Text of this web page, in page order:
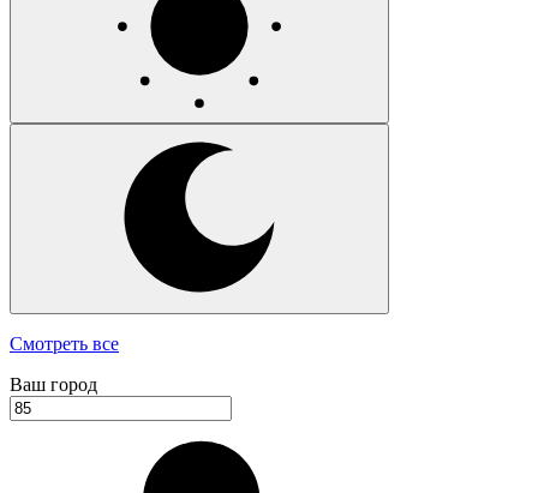
Смотреть все
Ваш город